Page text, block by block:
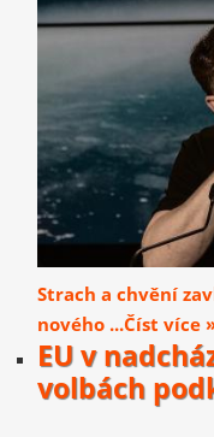
Strach a chvění
nového ...Číst více
EU v
volbách